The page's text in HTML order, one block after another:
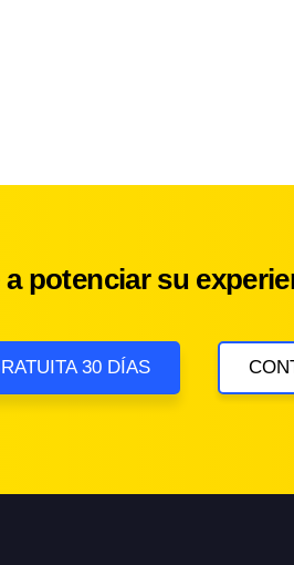
potenciar su
30 DÍAS